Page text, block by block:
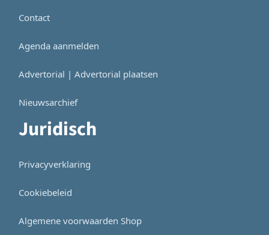
Contact
Agenda aanmelden
Advertorial | Advertorial plaatsen
Nieuwsarchief
Juridisch
Privacyverklaring
Cookiebeleid
Algemene voorwaarden Shop